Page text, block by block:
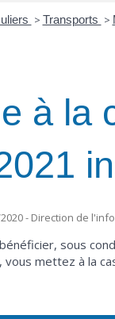
> Transports >
à la
- Direction de
sous
mettez à la